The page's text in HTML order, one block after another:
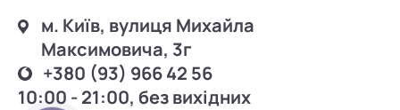
м. Київ, вулиця Михайла
Максимовича, 3г
+380 (93) 966 42 56
10:00 - 21:00, без вихідних